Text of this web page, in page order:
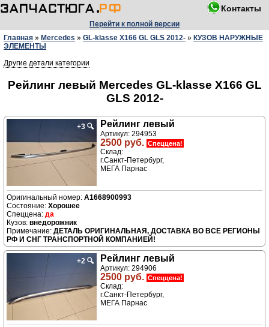
Контакты
Перейти к полной версии
Главная » Mercedes » GL-klasse X166 GL GLS 2012- » КУЗОВ НАРУЖНЫЕ
ЭЛЕМЕНТЫ
Другие детали категории
Рейлинг левый Mercedes GL-klasse X166 GL
GLS 2012-
+3 🔍 Рейлинг левый
Артикул: 294953
2500 руб. Спеццена!
Склад:
г.Санкт-Петербург,
МЕГА Парнас
A1668900993
Хорошее
да
внедорожник
ДЕТАЛЬ ОРИГИНАЛЬНАЯ, ДОСТАВКА ВО ВСЕ РЕГИОНЫ
РФ И СНГ ТРАНСПОРТНОЙ КОМПАНИЕЙ!
+2 🔍 Рейлинг левый
Артикул: 294906
2500 руб. Спеццена!
Склад:
г.Санкт-Петербург,
МЕГА Парнас